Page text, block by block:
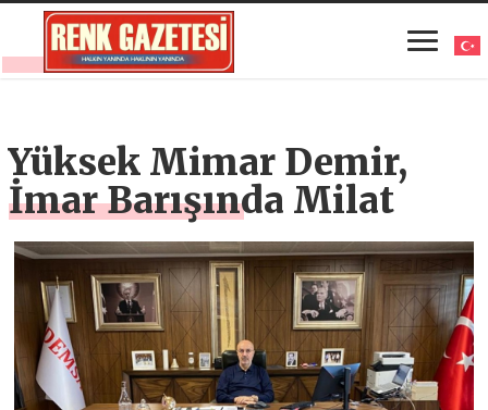
Yüksek Mimar Demir,
İmar Barışında Milat